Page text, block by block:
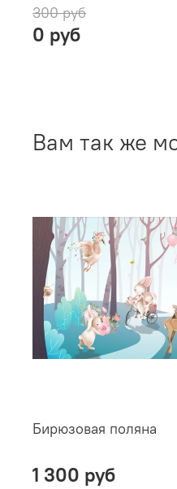
300 руб
0 руб
Вам так же
Бирюзовая поляна
1 300 руб